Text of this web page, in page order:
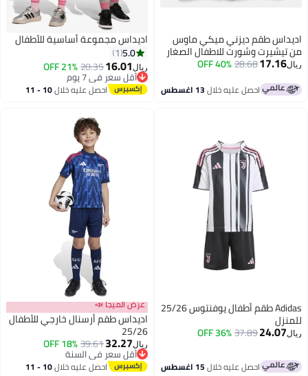
اديداس طقم ديزني ميكي ماوس
من تيشيرت وشورت للاطفال الصغار
ريال17.16
28.68
40% OFF
احصل عليه خلال13 اغسطس 2
اديداس مجموعة أساسية للأطفال
5.0
1
ريال16.01
20.35
21% OFF
أقل سعر في 7 يوم
أقل سعر في 7 يوماحصل عليه خلال 10 - 11
Adidas طقم أطفال يوفنتوس 25/26
للمنزل
ريال24.07
37.89
36% OFF
احصل عليه خلال15 اغسطس
عرض الميجا 📣
اديداس طقم أرسنال خارجي للأطفال
25/26
ريال32.27
39.61
18% OFF
أقل سعر في السنة
أقل سعر في السنة
احصل عليه خلال 10 - 11